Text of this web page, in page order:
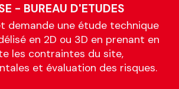
- BUREAU D'ETUDES
demande une étude technique
en 2D ou 3D en prenant en
les contraintes du site,
et évaluation des risques.